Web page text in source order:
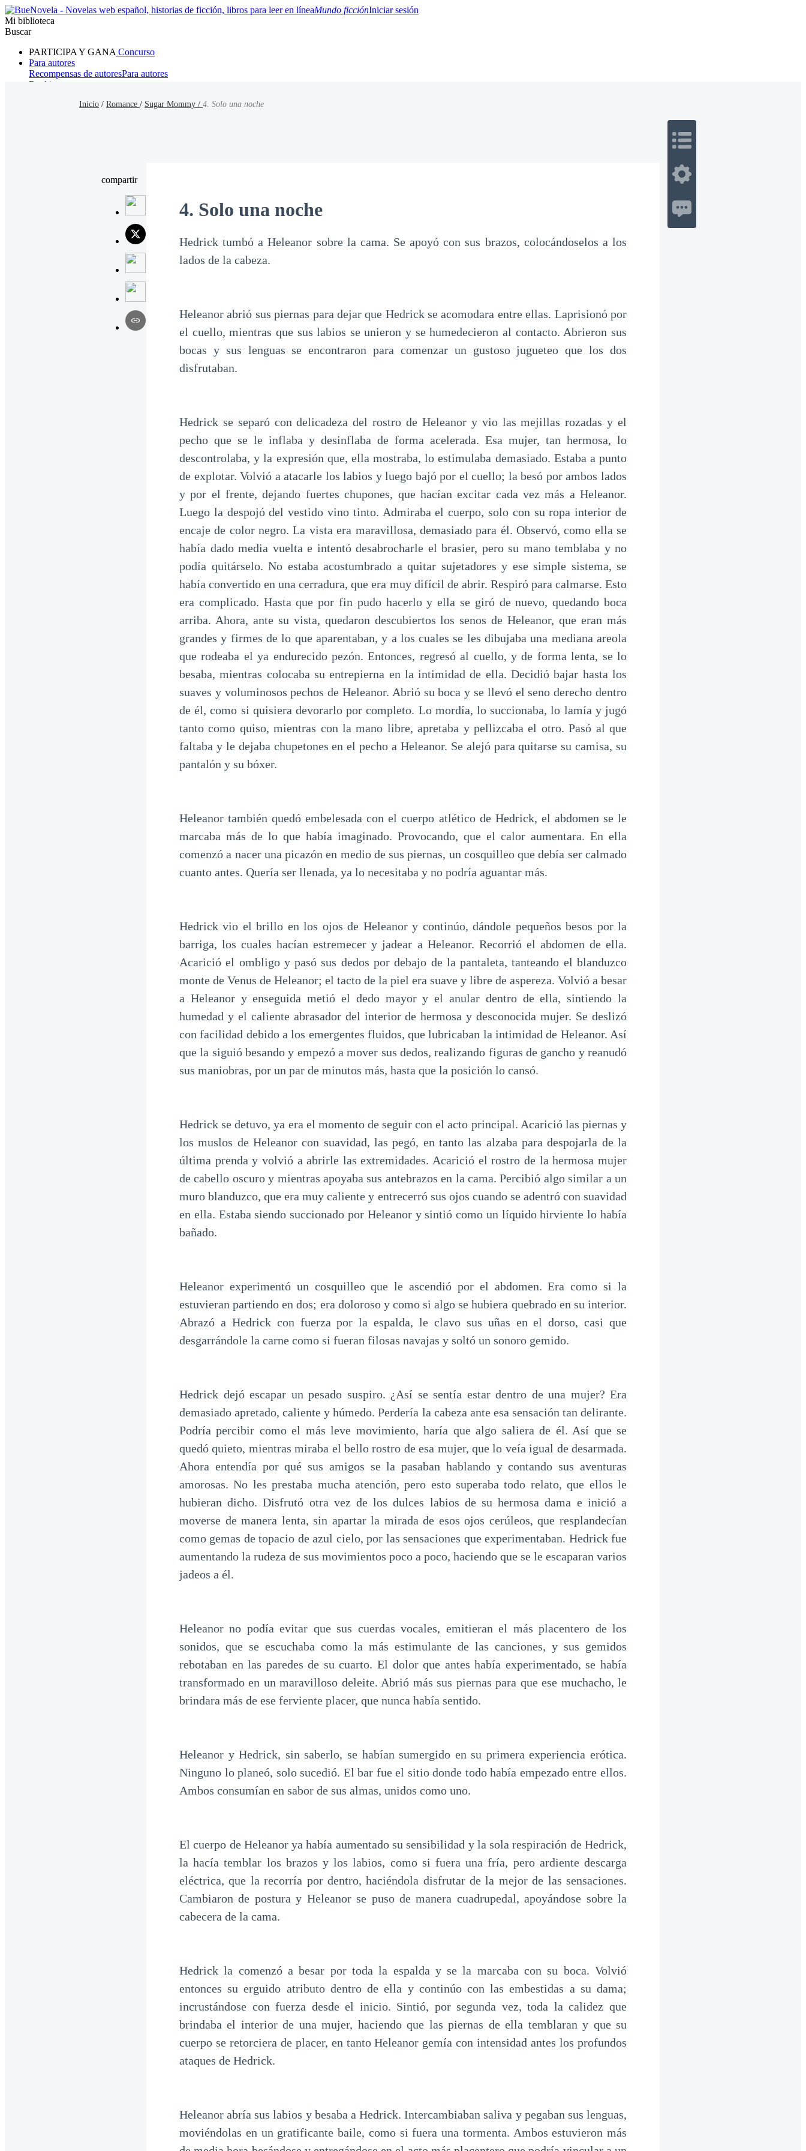
Mundo ficciónIniciar sesión
Mi biblioteca
Buscar
PARTICIPA Y GANA Concurso
Para autores
Recompensas de autoresPara autores
Ranking
Inicio / Romance / Sugar Mommy / 4. Solo una noche
compartir
4. Solo una noche
Hedrick tumbó a Heleanor sobre la cama. Se apoyó con sus brazos, colocándoselos a los
lados de la cabeza.
Heleanor abrió sus piernas para dejar que Hedrick se acomodara entre ellas. Laprisionó por
el cuello, mientras que sus labios se unieron y se humedecieron al contacto. Abrieron sus
bocas y sus lenguas se encontraron para comenzar un gustoso jugueteo que los dos
disfrutaban.
Hedrick se separó con delicadeza del rostro de Heleanor y vio las mejillas rozadas y el
pecho que se le inflaba y desinflaba de forma acelerada. Esa mujer, tan hermosa, lo
descontrolaba, y la expresión que, ella mostraba, lo estimulaba demasiado. Estaba a punto
de explotar. Volvió a atacarle los labios y luego bajó por el cuello; la besó por ambos lados
y por el frente, dejando fuertes chupones, que hacían excitar cada vez más a Heleanor.
Luego la despojó del vestido vino tinto. Admiraba el cuerpo, solo con su ropa interior de
encaje de color negro. La vista era maravillosa, demasiado para él. Observó, como ella se
había dado media vuelta e intentó desabrocharle el brasier, pero su mano temblaba y no
podía quitárselo. No estaba acostumbrado a quitar sujetadores y ese simple sistema, se
había convertido en una cerradura, que era muy difícil de abrir. Respiró para calmarse. Esto
era complicado. Hasta que por fin pudo hacerlo y ella se giró de nuevo, quedando boca
arriba. Ahora, ante su vista, quedaron descubiertos los senos de Heleanor, que eran más
grandes y firmes de lo que aparentaban, y a los cuales se les dibujaba una mediana areola
que rodeaba el ya endurecido pezón. Entonces, regresó al cuello, y de forma lenta, se lo
besaba, mientras colocaba su entrepierna en la intimidad de ella. Decidió bajar hasta los
suaves y voluminosos pechos de Heleanor. Abrió su boca y se llevó el seno derecho dentro
de él, como si quisiera devorarlo por completo. Lo mordía, lo succionaba, lo lamía y jugó
tanto como quiso, mientras con la mano libre, apretaba y pellizcaba el otro. Pasó al que
faltaba y le dejaba chupetones en el pecho a Heleanor. Se alejó para quitarse su camisa, su
pantalón y su bóxer.
Heleanor también quedó embelesada con el cuerpo atlético de Hedrick, el abdomen se le
marcaba más de lo que había imaginado. Provocando, que el calor aumentara. En ella
comenzó a nacer una picazón en medio de sus piernas, un cosquilleo que debía ser calmado
cuanto antes. Quería ser llenada, ya lo necesitaba y no podría aguantar más.
Hedrick vio el brillo en los ojos de Heleanor y continúo, dándole pequeños besos por la
barriga, los cuales hacían estremecer y jadear a Heleanor. Recorrió el abdomen de ella.
Acarició el ombligo y pasó sus dedos por debajo de la pantaleta, tanteando el blanduzco
monte de Venus de Heleanor; el tacto de la piel era suave y libre de aspereza. Volvió a besar
a Heleanor y enseguida metió el dedo mayor y el anular dentro de ella, sintiendo la
humedad y el caliente abrasador del interior de hermosa y desconocida mujer. Se deslizó
con facilidad debido a los emergentes fluidos, que lubricaban la intimidad de Heleanor. Así
que la siguió besando y empezó a mover sus dedos, realizando figuras de gancho y reanudó
sus maniobras, por un par de minutos más, hasta que la posición lo cansó.
Hedrick se detuvo, ya era el momento de seguir con el acto principal. Acarició las piernas y
los muslos de Heleanor con suavidad, las pegó, en tanto las alzaba para despojarla de la
última prenda y volvió a abrirle las extremidades. Acarició el rostro de la hermosa mujer
de cabello oscuro y mientras apoyaba sus antebrazos en la cama. Percibió algo similar a un
muro blanduzco, que era muy caliente y entrecerró sus ojos cuando se adentró con suavidad
en ella. Estaba siendo succionado por Heleanor y sintió como un líquido hirviente lo había
bañado.
Heleanor experimentó un cosquilleo que le ascendió por el abdomen. Era como si la
estuvieran partiendo en dos; era doloroso y como si algo se hubiera quebrado en su interior.
Abrazó a Hedrick con fuerza por la espalda, le clavo sus uñas en el dorso, casi que
desgarrándole la carne como si fueran filosas navajas y soltó un sonoro gemido.
Hedrick dejó escapar un pesado suspiro. ¿Así se sentía estar dentro de una mujer? Era
demasiado apretado, caliente y húmedo. Perdería la cabeza ante esa sensación tan delirante.
Podría percibir como el más leve movimiento, haría que algo saliera de él. Así que se
quedó quieto, mientras miraba el bello rostro de esa mujer, que lo veía igual de desarmada.
Ahora entendía por qué sus amigos se la pasaban hablando y contando sus aventuras
amorosas. No les prestaba mucha atención, pero esto superaba todo relato, que ellos le
hubieran dicho. Disfrutó otra vez de los dulces labios de su hermosa dama e inició a
moverse de manera lenta, sin apartar la mirada de esos ojos cerúleos, que resplandecían
como gemas de topacio de azul cielo, por las sensaciones que experimentaban. Hedrick fue
aumentando la rudeza de sus movimientos poco a poco, haciendo que se le escaparan varios
jadeos a él.
Heleanor no podía evitar que sus cuerdas vocales, emitieran el más placentero de los
sonidos, que se escuchaba como la más estimulante de las canciones, y sus gemidos
rebotaban en las paredes de su cuarto. El dolor que antes había experimentado, se había
transformado en un maravilloso deleite. Abrió más sus piernas para que ese muchacho, le
brindara más de ese ferviente placer, que nunca había sentido.
Heleanor y Hedrick, sin saberlo, se habían sumergido en su primera experiencia erótica.
Ninguno lo planeó, solo sucedió. El bar fue el sitio donde todo había empezado entre ellos.
Ambos consumían en sabor de sus almas, unidos como uno.
El cuerpo de Heleanor ya había aumentado su sensibilidad y la sola respiración de Hedrick,
la hacía temblar los brazos y los labios, como si fuera una fría, pero ardiente descarga
eléctrica, que la recorría por dentro, haciéndola disfrutar de la mejor de las sensaciones.
Cambiaron de postura y Heleanor se puso de manera cuadrupedal, apoyándose sobre la
cabecera de la cama.
Hedrick la comenzó a besar por toda la espalda y se la marcaba con su boca. Volvió
entonces su erguido atributo dentro de ella y continúo con las embestidas a su dama;
incrustándose con fuerza desde el inicio. Sintió, por segunda vez, toda la calidez que
brindaba el interior de una mujer, haciendo que las piernas de ella temblaran y que su
cuerpo se retorciera de placer, en tanto Heleanor gemía con intensidad antes los profundos
ataques de Hedrick.
Heleanor abría sus labios y besaba a Hedrick. Intercambiaban saliva y pegaban sus lenguas,
moviéndolas en un gratificante baile, como si fuera una tormenta. Ambos estuvieron más